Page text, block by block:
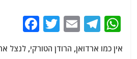
W
T
E
T
a
אין כמו ארדואן, הרודן הטורקי,